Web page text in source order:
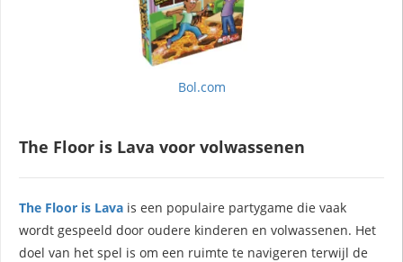
Bol.com
The Floor is Lava voor volwassenen
The Floor is Lava is een populaire partygame die vaak
wordt gespeeld door oudere kinderen en volwassenen. Het
doel van het spel is om een ruimte te navigeren terwijl de